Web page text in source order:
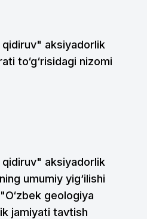
qidiruv" aksiyadorlik
to‘g‘risidagi nizomi
qidiruv" aksiyadorlik
umumiy yig‘ilishi
geologiya
jamiyati tavtish